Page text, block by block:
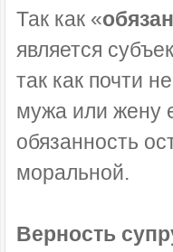
Так как «
является
так как почти
мужа или жену
обязанность
моральной.
Верность